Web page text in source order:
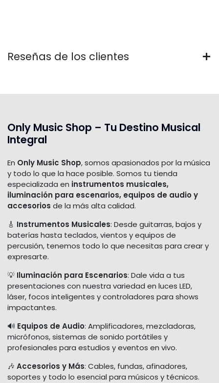
Reseñas de los clientes
Only Music Shop – Tu Destino Musical
Integral
En Only Music Shop, somos apasionados por la música
y todo lo que la hace posible. Somos tu tienda
especializada en instrumentos musicales,
iluminación para escenarios, equipos de audio y
accesorios de la más alta calidad.
🎸 Instrumentos Musicales: Desde guitarras, bajos y
baterías hasta teclados, vientos y equipos de
percusión, tenemos todo lo que necesitas para crear y
expresarte.
💡 Iluminación para Escenarios: Dale vida a tus
presentaciones con nuestra variedad en luces LED,
láser, focos inteligentes y controladores para shows
impactantes.
🔊 Equipos de Audio: Amplificadores, mezcladoras,
micrófonos, sistemas de sonido portátiles y
profesionales para estudios y eventos en vivo.
🎶 Accesorios y Más: Cables, fundas, afinadores,
soportes y todo lo esencial para músicos y técnicos.